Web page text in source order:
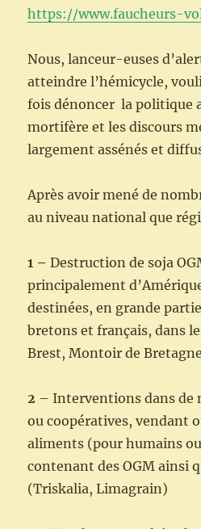
https://www.faucheurs-
Nous, lanceur-euses
atteindre l’hémicycle,
fois dénoncer la politique
mortifère et les discours
largement assénés et
Après avoir mené de
au niveau national que
1 –Destruction de soja
principalement
destinées, en grande
bretons et français, dans
Brest, Montoir de
2 – Interventions dans de
ou coopératives, vendant
aliments (pour humains
contenant des OGM ainsi
(Triskalia, Limagrain)